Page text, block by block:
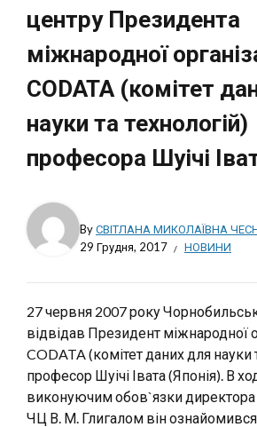
центру Президента
міжнародної
CODATA (комітет
науки та технологій)
професора Шуічі
ByСВІТЛАНА МИКОЛАЇВНА
29 Грудня, 2017
НОВИНИ
27 червня 2007 року
відвідав Президент міжнародної
CODATA (комітет даних для науки
професор Шуічі Івата (Японія). В
виконуючим обов`язки директора
ЧЦ В. М. Глигалом він